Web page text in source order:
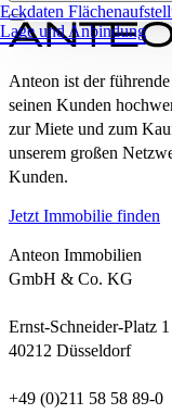
Eckdaten
Lage und Anbindung
Anteon ist der
seinen Kunden
zur Miete und zum
unserem großen
Kunden.
Jetzt Immobilie finden
Anteon Immobilien
GmbH & Co. KG
Ernst-Schneider-Platz 1
40212 Düsseldorf
+49 (0)211 58 58 89-0